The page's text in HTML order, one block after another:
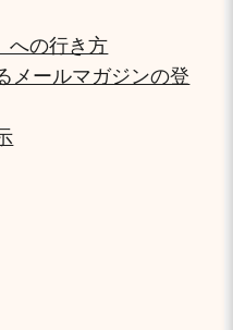
への行き方
メールマガジンの登